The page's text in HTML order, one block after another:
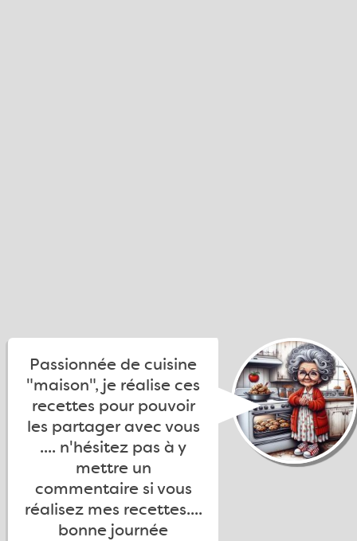
Passionnée de cuisine
"maison", je réalise ces
recettes pour pouvoir
les partager avec vous
.... n'hésitez pas à y
mettre un
commentaire si vous
réalisez mes recettes....
bonne journée